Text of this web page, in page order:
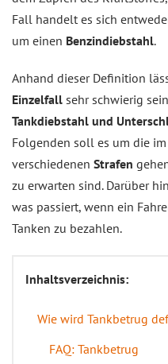
Fall handelt es sich
um einen Benzindiebstahl.
Anhand dieser Definition
Einzelfall sehr schwierig
Tankdiebstahl und
Folgenden soll es um die
verschiedenen Strafen
zu erwarten sind. Darüber
was passiert, wenn ein
Tanken zu bezahlen.
Inhaltsverzeichnis:
Wie wird Tankbetrug
FAQ: Tankbetrug